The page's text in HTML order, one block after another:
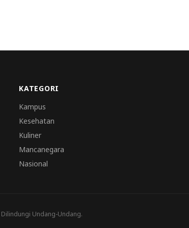
KATEGORI
Kampus
Kesehatan
Kuliner
Mancanegara
Nasional
Undang-Undang.